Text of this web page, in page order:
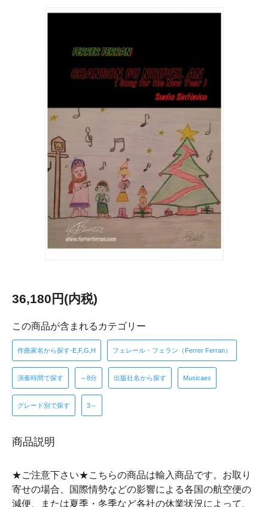
36,180円(内税)
この商品が含まれるカテゴリー
作曲家名から探す-E,F,G,H フェレール・フェラン（Ferrer Ferran）
演奏時間で探す ～8分 出版社名から探す Musicaes
グレード別で探す 3～
商品説明
★ご注意下さい★こちらの商品は輸入商品です。お取り
寄せの場合、国際情勢などの影響による各国の航空便の
減便、または夏季・冬季など各社の休業状況によって、